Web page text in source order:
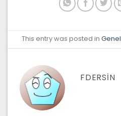
This entry was posted in Genel
FDERSIN